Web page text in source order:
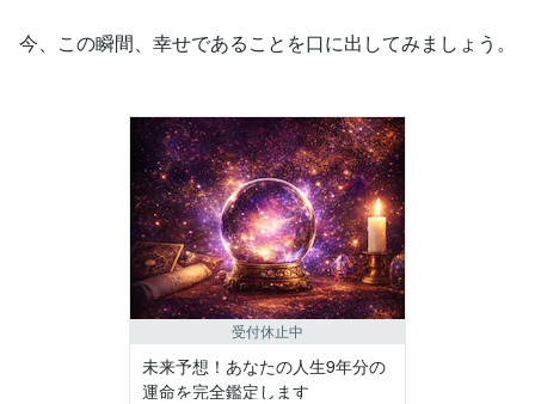
今、この瞬間、幸せであることを口に出してみましょう。
受付休止中
未来予想！あなたの人生9年分の
運命を完全鑑定します